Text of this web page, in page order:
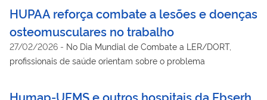
HUPAA reforça combate a lesões e doenças
osteomusculares no trabalho
27/02/2026 - No Dia Mundial de Combate a LER/DORT,
profissionais de saúde orientam sobre o problema
Humap-UFMS e outros hospitais da Ebserh